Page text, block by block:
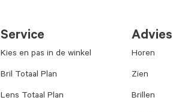
Service
Kies en pas in de winkel
Bril Totaal Plan
Lens Totaal Plan
Advies
Horen
Zien
Brillen